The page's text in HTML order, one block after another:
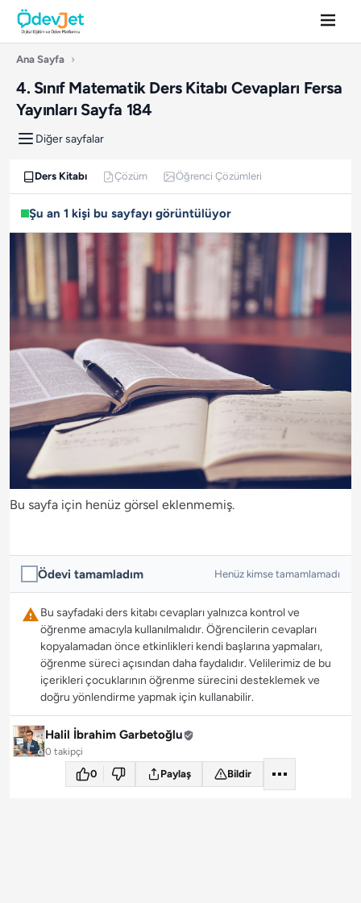
Ana Sayfa ›
4. Sınıf Matematik Ders Kitabı Cevapları Fersa
Yayınları Sayfa 184
Diğer sayfalar
Ders Kitabı Çözüm Öğrenci Çözümleri
Şu an 1 kişi bu sayfayı görüntülüyor
Bu sayfa için henüz görsel eklenmemiş.
Ödevi tamamladım Henüz kimse tamamlamadı
Bu sayfadaki ders kitabı cevapları yalnızca kontrol ve
öğrenme amacıyla kullanılmalıdır. Öğrencilerin cevapları
kopyalamadan önce etkinlikleri kendi başlarına yapmaları,
öğrenme süreci açısından daha faydalıdır. Velilerimiz de bu
içerikleri çocuklarının öğrenme sürecini desteklemek ve
doğru yönlendirme yapmak için kullanabilir.
Halil İbrahim Garbetoğlu
0 takipçi
0 Paylaş Bildir